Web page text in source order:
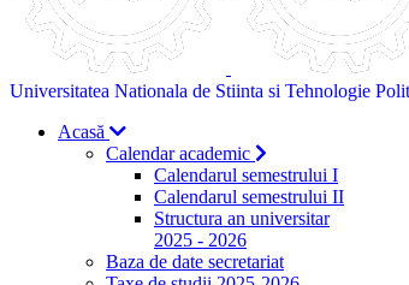
Universitatea Nationala de Stiinta si Tehnologie
Acasă
Calendar academic
Calendarul semestrului I
Calendarul semestrului II
Structura an universitar
2025 - 2026
Baza de date secretariat